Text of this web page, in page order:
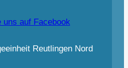
uns auf Facebook
Reutlingen Nord